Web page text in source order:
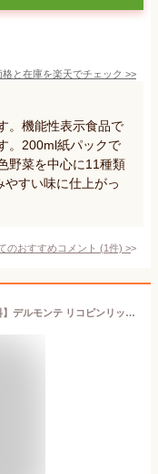
格と在庫を楽天でチェック >>
。機能性表示食品で
。200ml紙パックで
野菜を中心に11種類
すい味に仕上がっ
のおすすめコメント (1件) >
【全国配送対応】【1ケース】【送料無料】デルモンテ リコピンリッチ 野菜1日分+50g 900ml ペットボトル 12本 ベジタブル 野菜ジュース りこぴん 食塩無添加 無塩